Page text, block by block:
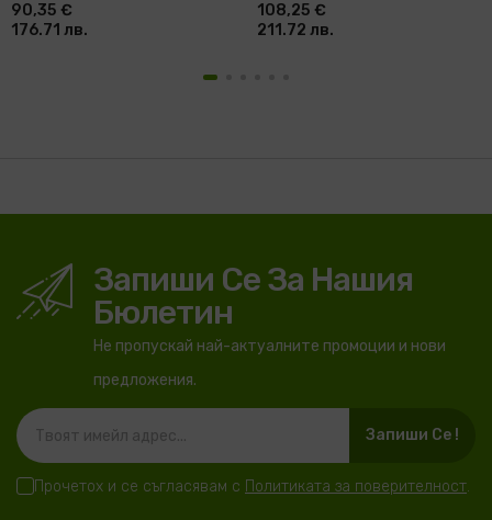
90,35 €
176.71 лв.
108,25 €
211.72 лв.
Запиши Се За Нашия
Бюлетин
Не пропускай най-актуалните промоции и нови
предложения.
Запиши Се !
Прочетох и се съгласявам с Политиката за поверителност.